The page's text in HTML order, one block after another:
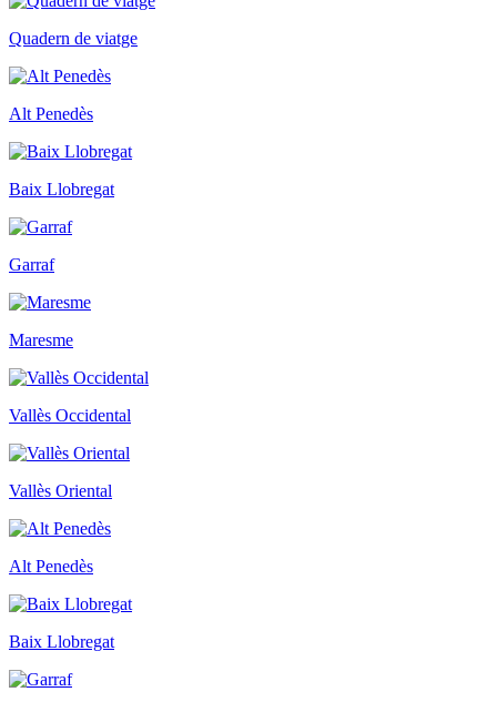
Quadern de viatge
Alt Penedès
Baix Llobregat
Garraf
Maresme
Vallès Occidental
Vallès Oriental
Alt Penedès
Baix Llobregat